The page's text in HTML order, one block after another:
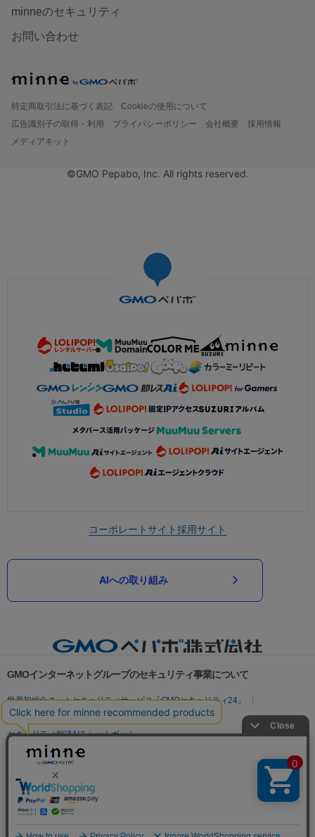
minneのセキュリティ
お問い合わせ
特定商取引法に基づく表記
Cookieの使用について
広告識別子の取得・利用
プライバシーポリシー 会社概要
採用情報
メディアキット
©GMO Pepabo, Inc. All rights reserved.
コーポレートサイト採用サイト
AIへの取り組み
GMOインターネットグループのセキュリティ事業について
世界初総合ネットセキュリティサービス「GMOセキュリティ24」
パスワード漏洩診断
Webサイトリスク診断
セキュリティ相談AIチャットボット
実在証明・盗聴対策
サイバー攻撃対策（GMO Flatt Security）
セキュリティ事業の軌跡